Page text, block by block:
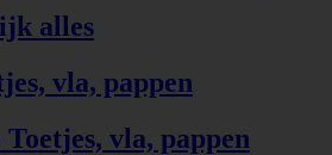
alles
vla, pappen
vla, pappen